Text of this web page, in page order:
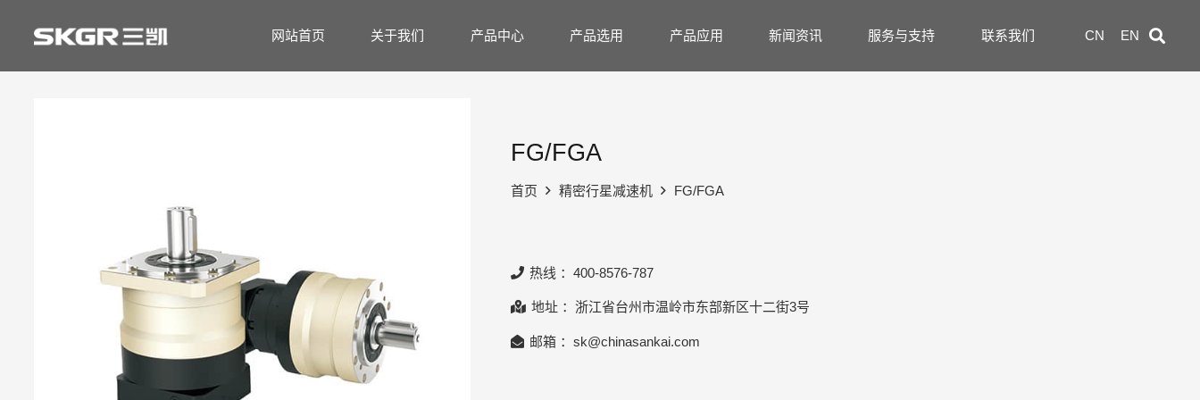
网站首页 关于我们 产品中心 产品选用 产品应用 新闻资讯 服务与支持 联系我们 CN EN
FG/FGA
首页 精密行星减速机 FG/FGA
热线 ：400-8576-787
地址 ：浙江省台州市温岭市东部新区十二街3号
邮箱 ：sk@chinasankai.com